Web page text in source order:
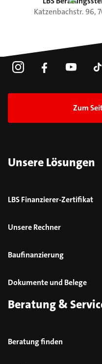
Katzenbachstr.96,
Zum
Unsere Lösungen
LBS Finanzierer-Zertifikat
Unsere Rechner
Baufinanzierung
Dokumente und Belege
Beratung &
Beratung finden